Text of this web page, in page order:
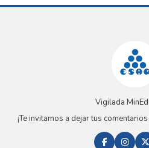
Vigilada
¡Te invitamos a dejar tus